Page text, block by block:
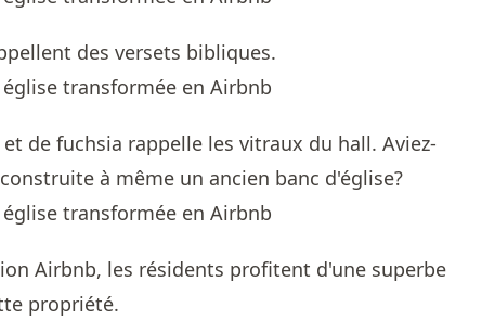
des versets bibliques.
de fuchsia rappelle les vitraux du hall. Aviez-
à même un ancien banc d'église?
Airbnb, les résidents profitent d'une superbe
propriété.